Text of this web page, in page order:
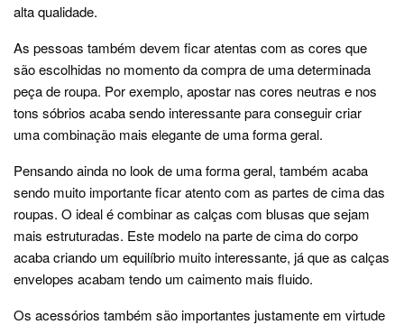
alta qualidade.
As pessoas também devem ficar atentas com as cores que
são escolhidas no momento da compra de uma determinada
peça de roupa. Por exemplo, apostar nas cores neutras e nos
tons sóbrios acaba sendo interessante para conseguir criar
uma combinação mais elegante de uma forma geral.
Pensando ainda no look de uma forma geral, também acaba
sendo muito importante ficar atento com as partes de cima das
roupas. O ideal é combinar as calças com blusas que sejam
mais estruturadas. Este modelo na parte de cima do corpo
acaba criando um equilíbrio muito interessante, já que as calças
envelopes acabam tendo um caimento mais fluido.
Os acessórios também são importantes justamente em virtude